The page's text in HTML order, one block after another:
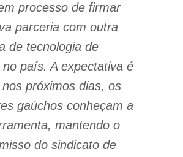
processo de firmar
parceria com outra
de tecnologia de
país. A expectativa é
próximos dias, os
gaúchos conheçam a
mantendo o
do sindicato de